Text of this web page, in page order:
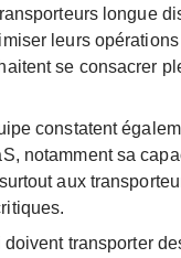
longue
leurs
se consacrer
constatent
notamment sa
aux
transporter